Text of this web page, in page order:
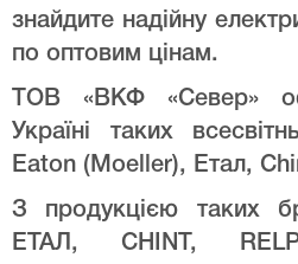
знайдите надійну
по оптовим цінам.
ТОВ «ВКФ «Север»
Україні таких
Eaton (Moeller), Етал,
З продукцією таких
ЕТАЛ, CHINT,